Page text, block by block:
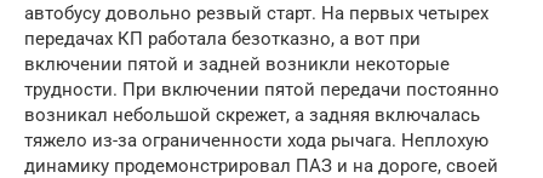
автобусу довольно резвый старт. На первых четырех
передачах КП работала безотказно, а вот при
включении пятой и задней возникли некоторые
трудности. При включении пятой передачи постоянно
возникал небольшой скрежет, а задняя включалась
тяжело из-за ограниченности хода рычага. Неплохую
динамику продемонстрировал ПАЗ и на дороге, своей